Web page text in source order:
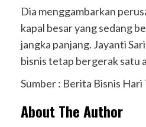
Dia menggambarkan
kapal besar yang sedang
jangka panjang. Jayanti
bisnis tetap bergerak satu
Sumber : Berita Bisnis Hari
About The Author